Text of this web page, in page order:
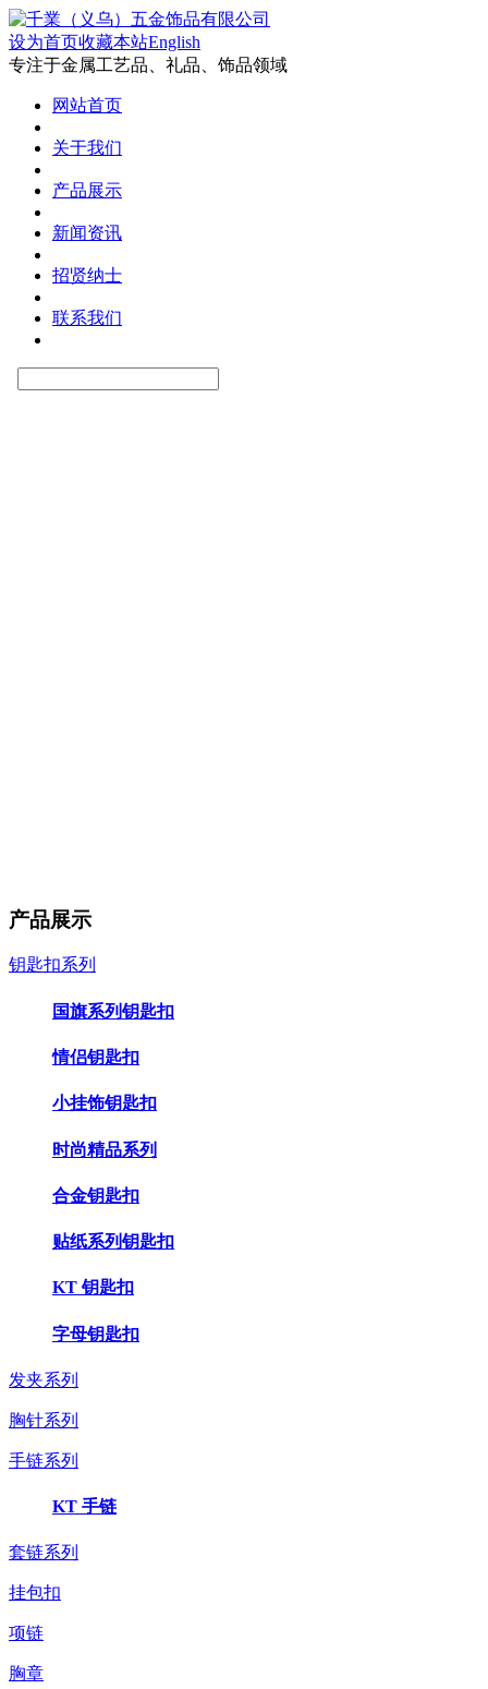
设为首页收藏本站English
专注于金属工艺品、礼品、饰品领域
网站首页
关于我们
产品展示
新闻资讯
招贤纳士
联系我们
产品展示
钥匙扣系列
国旗系列钥匙扣
情侣钥匙扣
小挂饰钥匙扣
时尚精品系列
合金钥匙扣
贴纸系列钥匙扣
KT 钥匙扣
字母钥匙扣
发夹系列
胸针系列
手链系列
KT 手链
套链系列
挂包扣
项链
胸章